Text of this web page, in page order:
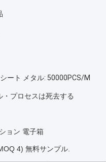
ート メタル: 50000PCS/M
・プロセスは死去する
ョン 電子箱
4) 無料サンプル.